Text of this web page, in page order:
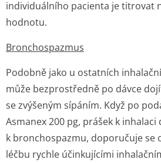
individuálního pacienta je titrovat
hodnotu.
Bronchospazmus
Podobně jako u ostatních
může bezprostředně po dávce
se zvýšeným sípáním. Když po
Asmanex 200 pg, prášek k inhalaci
k bronchospazmu, doporučuje se
léčbu rychle účinkujícími